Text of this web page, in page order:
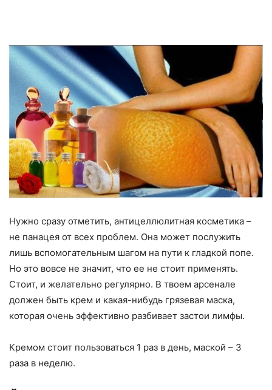
Нужно сразу отметить, антицеллюлитная косметика –
не панацея от всех проблем. Она может послужить
лишь вспомогательным шагом на пути к гладкой попе.
Но это вовсе не значит, что ее не стоит применять.
Стоит, и желательно регулярно. В твоем арсенале
должен быть крем и какая-нибудь грязевая маска,
которая очень эффективно разбивает застои лимфы.
Кремом стоит пользоваться 1 раз в день, маской – 3
раза в неделю.